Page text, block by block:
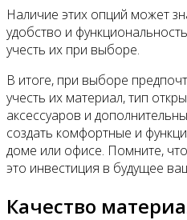
Наличие этих опций может
удобство и
учесть их при выборе.
В итоге, при выборе
учесть их материал, тип
аксессуаров и
создать комфортные и
доме или офисе. Помните,
это инвестиция в будущее
Качество